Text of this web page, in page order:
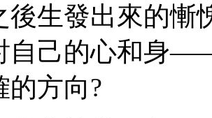
後生發出來的慚
自己的心和身
的方向?